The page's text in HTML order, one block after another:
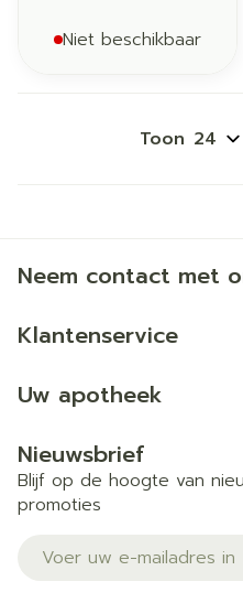
Niet beschikbaar
Toon
Neem contact met
Klantenservice
Uw apotheek
Nieuwsbrief
Blijf op de hoogte van
promoties
E-mail adres